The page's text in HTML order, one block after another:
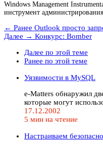
Windows Management
инструмент
← Ранее Outlook просто
Далее → Конкурс: Bomber
Далее по этой теме
Ранее по этой теме
Уязвимости в MySQL
e-Matters обнаружил
которые могут
17.12.2002
5 мин на чтение
Настраиваем